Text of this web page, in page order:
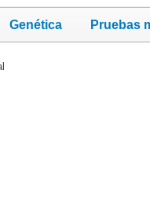
Genética Pruebas